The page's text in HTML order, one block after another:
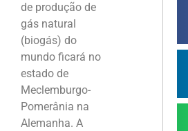
de produção de
gás natural
(biogás) do
mundo ficará no
estado de
Meclemburgo-
Pomerânia na
Alemanha. A